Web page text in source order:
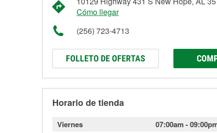
Cómo llegar
(256) 723-4713
FOLLETO DE OFERTAS
Horario de tienda
Viernes 07:00am-